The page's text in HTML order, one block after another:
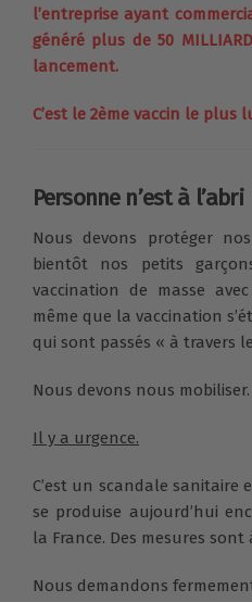
l’entreprise ayant
généré plus de 50
lancement.
C’est le 2ème vaccin le plus
Personne n’est à l’abri
Nous devons protéger
bientôt nos petits
vaccination de masse
même que la vaccination
qui sont passés « à travers
Nous devons nous
Il y a urgence.
C’est un scandale sanitaire
se produise aujourd’hui
la France. Des mesures
Nous demandons